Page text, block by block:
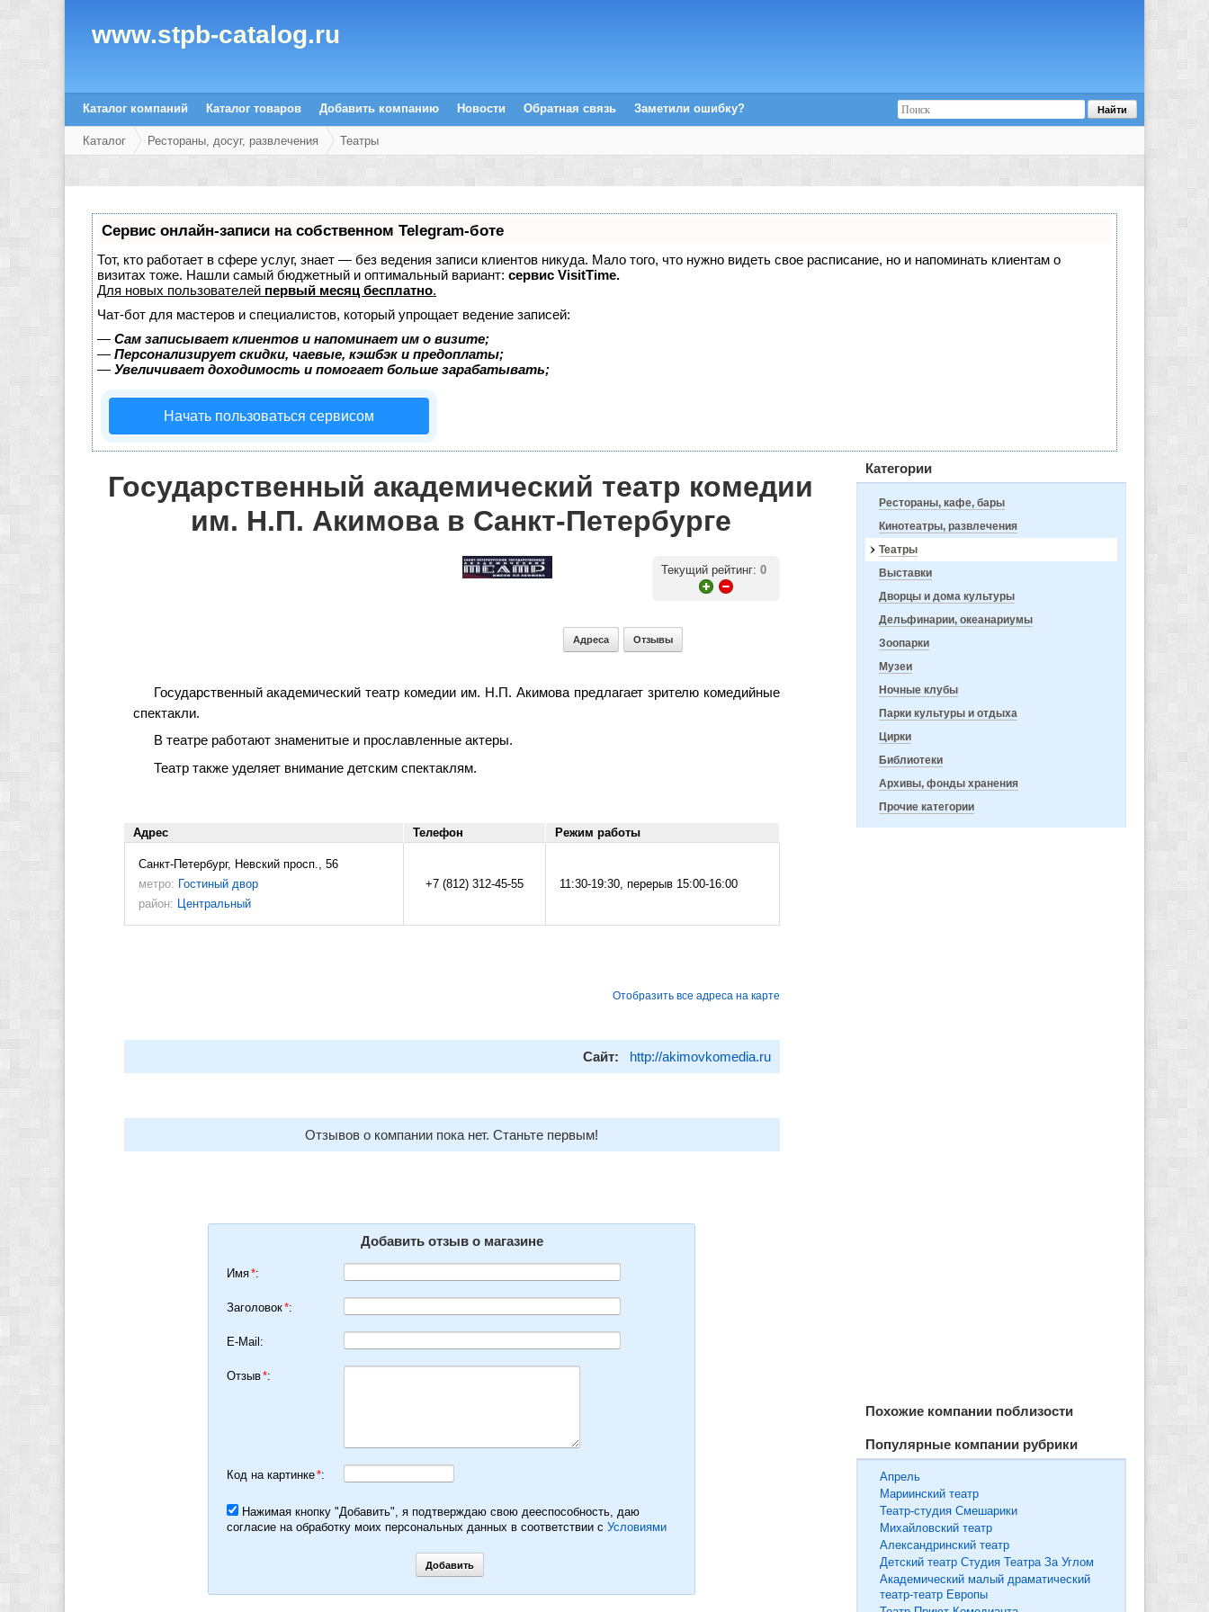
www.stpb-catalog.ru
Каталог компаний Каталог товаров Добавить компанию Новости Обратная связь Заметили ошибку?
Каталог Рестораны, досуг, развлечения Театры
Сервис онлайн-записи на собственном Telegram-боте
Тот, кто работает в сфере услуг, знает — без ведения записи клиентов никуда. Мало того, что нужно видеть свое расписание, но и напоминать клиентам о
визитах тоже. Нашли самый бюджетный и оптимальный вариант: сервис VisitTime.
Для новых пользователей первый месяц бесплатно.
Чат-бот для мастеров и специалистов, который упрощает ведение записей:
— Сам записывает клиентов и напоминает им о визите;
— Персонализирует скидки, чаевые, кэшбэк и предоплаты;
— Увеличивает доходимость и помогает больше зарабатывать;
Начать пользоваться сервисом
Категории
Рестораны, кафе, бары
Кинотеатры, развлечения
Театры
Выставки
Дворцы и дома культуры
Дельфинарии, океанариумы
Зоопарки
Музеи
Ночные клубы
Парки культуры и отдыха
Цирки
Библиотеки
Архивы, фонды хранения
Прочие категории
Похожие компании поблизости
Популярные компании рубрики
Апрель
Мариинский театр
Театр-студия Смешарики
Михайловский театр
Александринский театр
Детский театр Студия Театра За Углом
Академический малый драматический
театр-театр Европы
Государственный академический театр комедии
им. Н.П. Акимова в Санкт-Петербурге
Текущий рейтинг: 0
Адреса Отзывы
Государственный академический театр комедии им. Н.П. Акимова предлагает зрителю комедийные
спектакли.
В театре работают знаменитые и прославленные актеры.
Театр также уделяет внимание детским спектаклям.
Адрес Телефон Режим работы
Санкт-Петербург, Невский просп., 56
метро: Гостиный двор
район:
Центральный
+7 (812) 312-45-55 11:30-19:30, перерыв 15:00-16:00
Отобразить все адреса на карте
Сайт: http://akimovkomedia.ru
Отзывов о компании пока нет. Станьте первым!
Добавить отзыв о магазине
Имя*:
Заголовок*:
E-Mail:
Отзыв*:
Код на картинке*:
Нажимая кнопку "Добавить", я подтверждаю свою дееспособность, даю
согласие на обработку моих персональных данных в соответствии с Условиями